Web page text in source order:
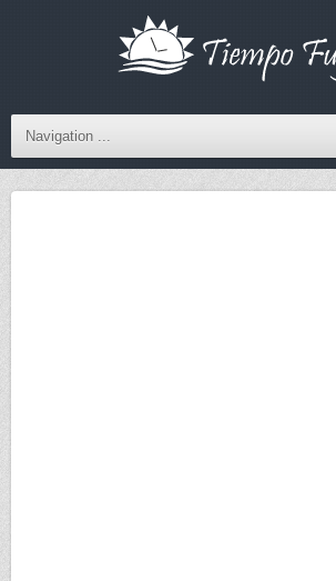
Navigation ...